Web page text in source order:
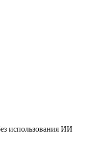
использования ИИ